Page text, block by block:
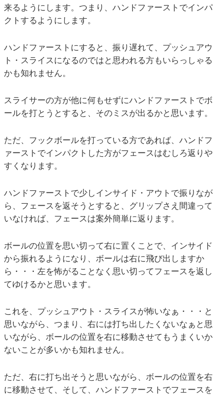
来るようにします。つまり、ハンドファーストでインパ
クトするようにします。
ハンドファーストにすると、振り遅れて、プッシュアウ
ト・スライスになるのではと思われる方もいらっしゃる
かも知れません。
スライサーの方が他に何もせずにハンドファーストでボ
ールを打とうとすると、そのミスが出るかと思います。
ただ、フックボールを打っている方であれば、ハンドフ
ァーストでインパクトした方がフェースはむしろ返りや
すくなります。
ハンドファーストで少しインサイド・アウトで振りなが
ら、フェースを返そうとすると、グリップさえ間違って
いなければ、フェースは案外簡単に返ります。
ボールの位置を思い切って右に置くことで、インサイド
から振れるようになり、ボールは右に飛び出しますか
ら・・・左を怖がることなく思い切ってフェースを返し
てゆけるかと思います。
これを、プッシュアウト・スライスが怖いなぁ・・・と
思いながら、つまり、右には打ち出したくないなぁと思
いながら、ボールの位置を右に移動させてもうまくいか
ないことが多いかも知れません。
ただ、右に打ち出そうと思いながら、ボールの位置を右
に移動させて、そして、ハンドファーストでフェースを